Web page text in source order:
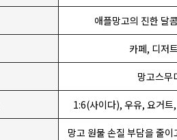
애플망고의 진한 달
카페, 디저
망고스무
1:6(사이다), 우유, 요거트
망고 원물 손질 부담을 줄